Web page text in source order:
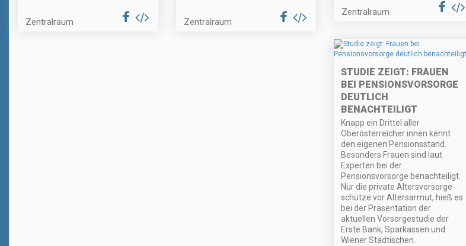
Zentralraum Zentralraum
Zentralraum
STUDIE ZEIGT: FRAUEN
BEI PENSIONSVORSORGE
DEUTLICH
BENACHTEILIGT
Knapp ein Drittel aller
Oberösterreicher:innen kennt
den eigenen Pensionsstand.
Besonders Frauen sind laut
Experten bei der
Pensionsvorsorge benachteiligt.
Nur die private Altersvorsorge
schütze vor Altersarmut, hieß es
bei der Präsentation der
aktuellen Vorsorgestudie der
Erste Bank, Sparkassen und
Wiener Städtischen.